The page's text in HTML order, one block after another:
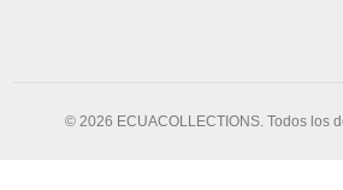
© 2026 ECUACOLLECTIONS. Todos los